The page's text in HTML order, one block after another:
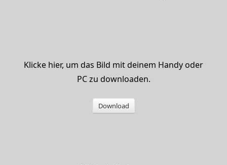
Klicke hier, um das Bild mit deinem Handy oder
PC zu downloaden.
Download